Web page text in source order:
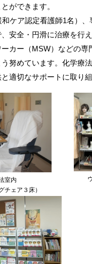
ができます。
ケア認定看護師1名）
安全・円滑に治療を行
カー（MSW）などの専
努めています。化学療
適切なサポートに取り組
室内
チェア３床）